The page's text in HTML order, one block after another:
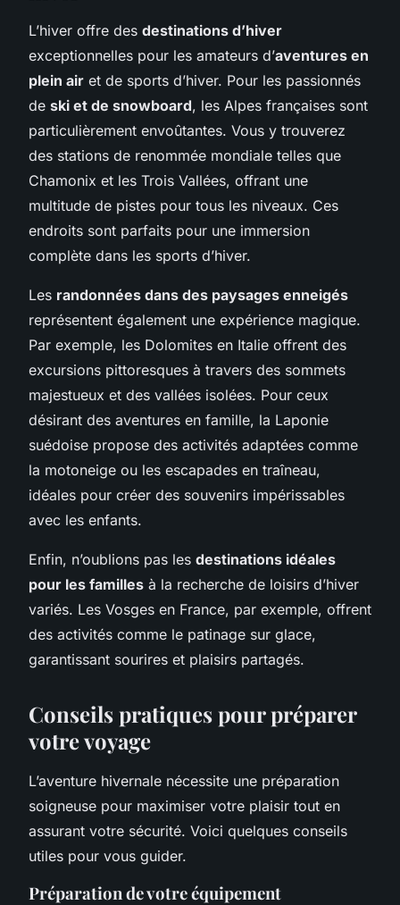
L’hiver offre des destinations d’hiver
exceptionnelles pour les amateurs d’aventures en
plein air et de sports d’hiver. Pour les passionnés
de ski et de snowboard, les Alpes françaises sont
particulièrement envoûtantes. Vous y trouverez
des stations de renommée mondiale telles que
Chamonix et les Trois Vallées, offrant une
multitude de pistes pour tous les niveaux. Ces
endroits sont parfaits pour une immersion
complète dans les sports d’hiver.
Les randonnées dans des paysages enneigés
représentent également une expérience magique.
Par exemple, les Dolomites en Italie offrent des
excursions pittoresques à travers des sommets
majestueux et des vallées isolées. Pour ceux
désirant des aventures en famille, la Laponie
suédoise propose des activités adaptées comme
la motoneige ou les escapades en traîneau,
idéales pour créer des souvenirs impérissables
avec les enfants.
Enfin, n’oublions pas les destinations idéales
pour les familles à la recherche de loisirs d’hiver
variés. Les Vosges en France, par exemple, offrent
des activités comme le patinage sur glace,
garantissant sourires et plaisirs partagés.
Conseils pratiques pour préparer
votre voyage
L’aventure hivernale nécessite une préparation
soigneuse pour maximiser votre plaisir tout en
assurant votre sécurité. Voici quelques conseils
utiles pour vous guider.
Préparation de votre équipement